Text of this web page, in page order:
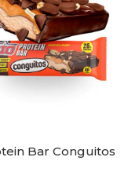
Bar Conguitos